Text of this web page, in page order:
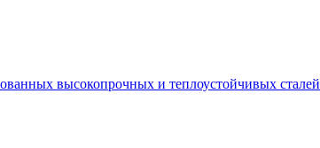
высокопрочных и теплоустойчивых сталей